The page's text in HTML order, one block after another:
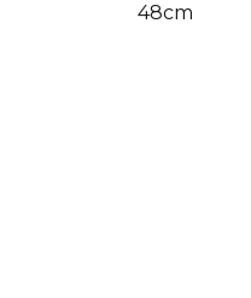
48cm